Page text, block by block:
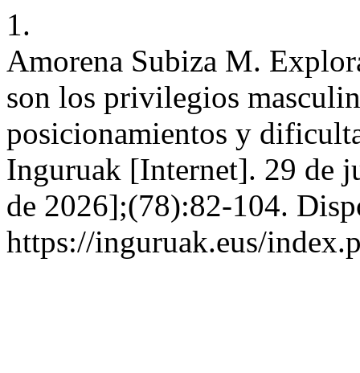
1.
Amorena Subiza M.
son los privilegios
posicionamientos y
Inguruak [Internet]. 29 de
de 2026];(78):82-104.
https://inguruak.eus/